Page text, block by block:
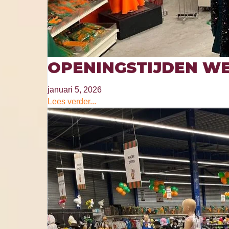
OPENINGSTIJDEN
januari 5, 2026
Lees verder...